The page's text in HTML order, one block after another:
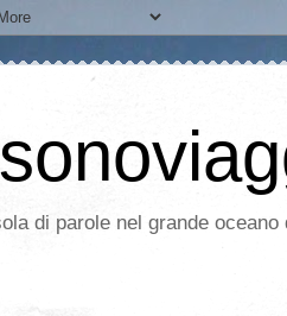
di parole nel grande